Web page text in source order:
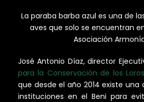
La paraba barba azul es una de
aves que solo se encuentran
Asociación
José Antonio Díaz, director
para la Conservación de los
que desde el año 2014 existe una
instituciones en el Beni para